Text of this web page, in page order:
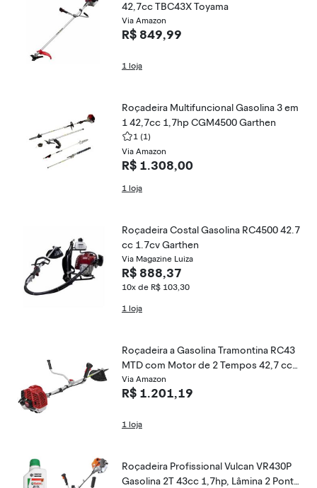
42,7cc TBC43X Toyama
Via Amazon
R$ 849,99
1 loja
Roçadeira Multifuncional Gasolina 3 em
1 42,7cc 1,7hp CGM4500 Garthen
1 (1)
Via Amazon
R$ 1.308,00
1 loja
Roçadeira Costal Gasolina RC4500 42.7
cc 1.7cv Garthen
Via Magazine Luiza
R$ 888,37
10x de R$ 103,30
1 loja
Roçadeira a Gasolina Tramontina RC43
MTD com Motor de 2 Tempos 42,7 cc
1,7 hp
Via Amazon
R$ 1.201,19
1 loja
Roçadeira Profissional Vulcan VR430P
Gasolina 2T 43cc 1,7hp, Lâmina 2 Ponta